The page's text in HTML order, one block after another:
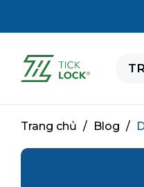
Trang chủ / Blog /